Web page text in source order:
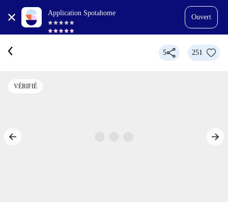
Application Spotahome
Ouvert
5 251
VÉRIFIÉ